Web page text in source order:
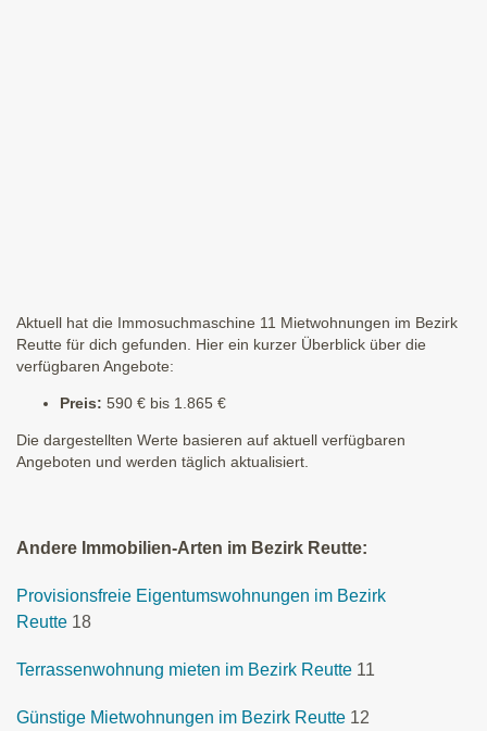
Aktuell hat die Immosuchmaschine 11 Mietwohnungen im Bezirk
Reutte für dich gefunden. Hier ein kurzer Überblick über die
verfügbaren Angebote:
Preis: 590 € bis 1.865 €
Die dargestellten Werte basieren auf aktuell verfügbaren
Angeboten und werden täglich aktualisiert.
Andere Immobilien-Arten im Bezirk Reutte:
Provisionsfreie Eigentumswohnungen im Bezirk
Reutte 18
Terrassenwohnung mieten im Bezirk Reutte 11
Günstige Mietwohnungen im Bezirk Reutte 12